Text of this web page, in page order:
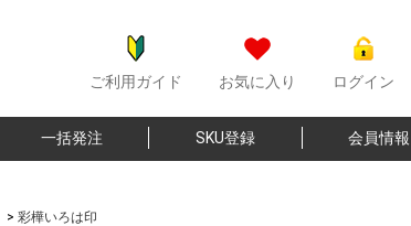
ご利用ガイド お気に入り ログイン
一括発注 SKU登録 会員情報
> 彩樺いろは印